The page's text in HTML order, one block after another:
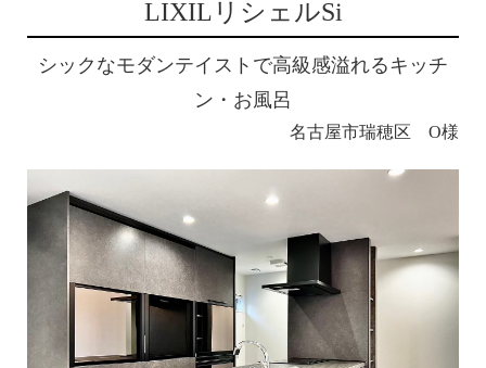
LIXILリシェルSi
シックなモダンテイストで高級感溢れるキッチ
ン・お風呂
名古屋市瑞穂区 O様